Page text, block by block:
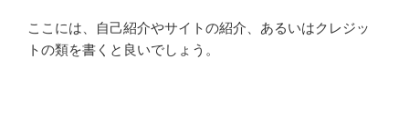
ここには、自己紹介やサイトの紹介、あるいはクレジッ
トの類を書くと良いでしょう。